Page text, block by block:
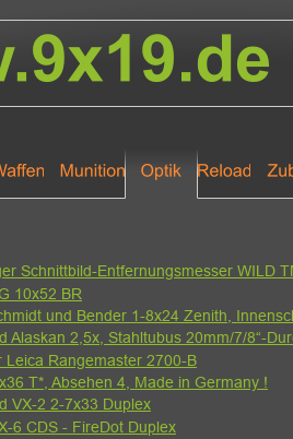
Schnittbild-Entfernungsmesser WILD
10x52 BR
und Bender 1-8x24 Zenith,
Alaskan 2,5x, Stahltubus 20mm/7/8“-
Leica Rangemaster 2700-B
T*, Absehen 4, Made in Germany !
VX-2 2-7x33 Duplex
6 CDS - FireDot Duplex